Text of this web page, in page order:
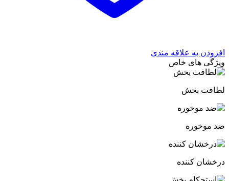
افزودن به علاقه مندی
ویژگی های خاص
لطافت بخش
ضد موخوره
درخشان کننده